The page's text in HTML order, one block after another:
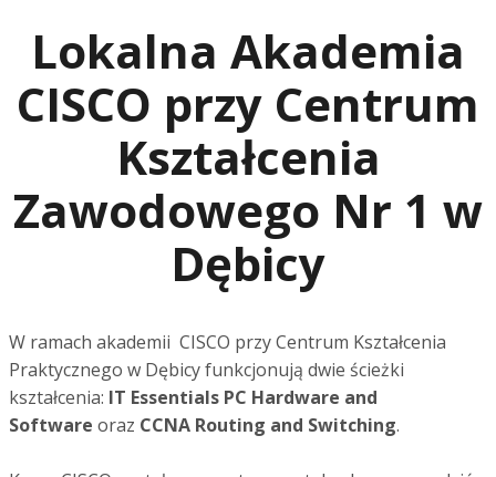
Lokalna Akademia
CISCO przy Centrum
Kształcenia
Zawodowego Nr 1 w
Dębicy
W ramach akademii CISCO przy Centrum Kształcenia
Praktycznego w Dębicy funkcjonują dwie ścieżki
kształcenia: IT Essentials PC Hardware and
Software oraz CCNA Routing and Switching.